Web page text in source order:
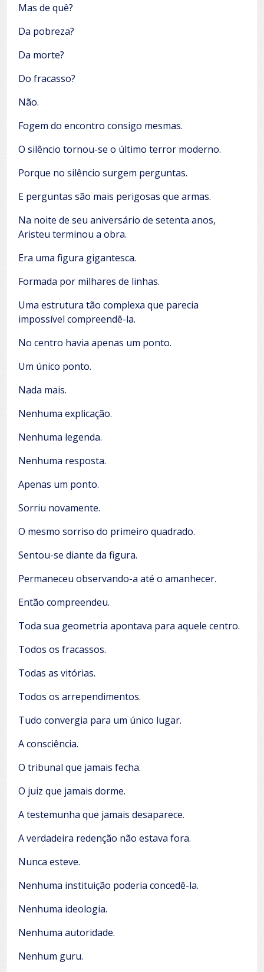
Mas de quê?
Da pobreza?
Da morte?
Do fracasso?
Não.
Fogem do encontro consigo mesmas.
O silêncio tornou-se o último terror moderno.
Porque no silêncio surgem perguntas.
E perguntas são mais perigosas que armas.
Na noite de seu aniversário de setenta anos,
Aristeu terminou a obra.
Era uma figura gigantesca.
Formada por milhares de linhas.
Uma estrutura tão complexa que parecia
impossível compreendê-la.
No centro havia apenas um ponto.
Um único ponto.
Nada mais.
Nenhuma explicação.
Nenhuma legenda.
Nenhuma resposta.
Apenas um ponto.
Sorriu novamente.
O mesmo sorriso do primeiro quadrado.
Sentou-se diante da figura.
Permaneceu observando-a até o amanhecer.
Então compreendeu.
Toda sua geometria apontava para aquele centro.
Todos os fracassos.
Todas as vitórias.
Todos os arrependimentos.
Tudo convergia para um único lugar.
A consciência.
O tribunal que jamais fecha.
O juiz que jamais dorme.
A testemunha que jamais desaparece.
A verdadeira redenção não estava fora.
Nunca esteve.
Nenhuma instituição poderia concedê-la.
Nenhuma ideologia.
Nenhuma autoridade.
Nenhum guru.